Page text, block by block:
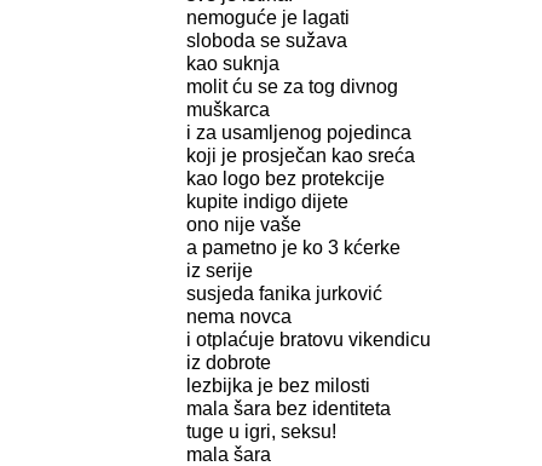
nemoguće je lagati
sloboda se sužava
kao suknja
molit ću se za tog divnog
muškarca
i za usamljenog pojedinca
koji je prosječan kao sreća
kao logo bez protekcije
kupite indigo dijete
ono nije vaše
a pametno je ko 3 kćerke
iz serije
susjeda fanika jurković
nema novca
i otplaćuje bratovu vikendicu
iz dobrote
lezbijka je bez milosti
mala šara bez identiteta
tuge u igri, seksu!
mala šara